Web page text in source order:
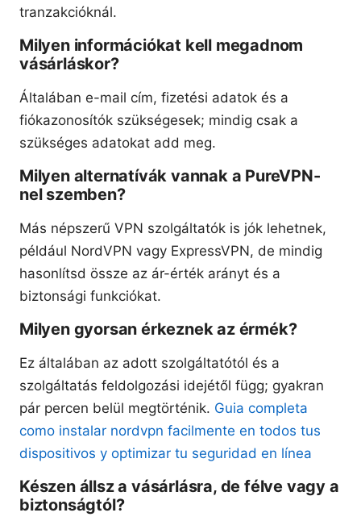
tranzakcióknál.
Milyen információkat kell megadnom
vásárláskor?
Általában e-mail cím, fizetési adatok és a
fiókazonosítók szükségesek; mindig csak a
szükséges adatokat add meg.
Milyen alternatívák vannak a PureVPN-
nel szemben?
Más népszerű VPN szolgáltatók is jók lehetnek,
például NordVPN vagy ExpressVPN, de mindig
hasonlítsd össze az ár-érték arányt és a
biztonsági funkciókat.
Milyen gyorsan érkeznek az érmék?
Ez általában az adott szolgáltatótól és a
szolgáltatás feldolgozási idejétől függ; gyakran
pár percen belül megtörténik. Guia completa
como instalar nordvpn facilmente en todos tus
dispositivos y optimizar tu seguridad en línea
Készen állsz a vásárlásra, de félve vagy a
biztonságtól?